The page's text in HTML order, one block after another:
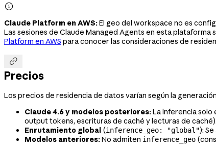

Claude Platform en AWS:El geo del workspace no es
Las sesiones de Claude Managed Agents en esta
Platform en AWS para conocer las consideraciones de

Precios
Los precios de residencia de datos varían según la
Claude 4.6 y modelos posteriores:La inferencia solo
output tokens, escrituras de caché y lecturas de caché).
Enrutamiento global (inference_geo: "global"):
Modelos anteriores:No admiten inference_geo